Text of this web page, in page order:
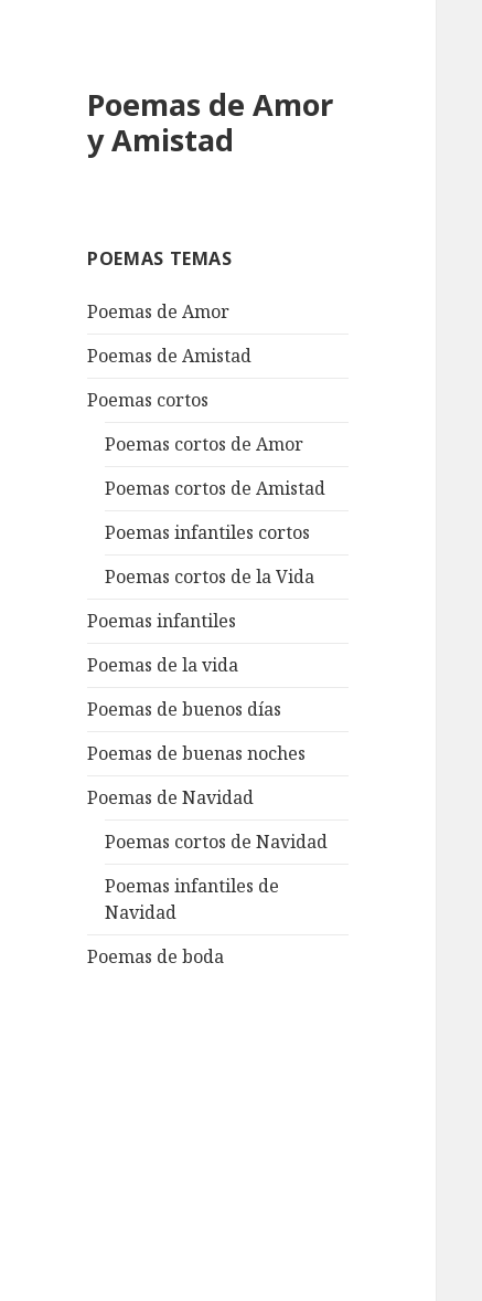
Poemas de Amor
y Amistad
POEMAS TEMAS
Poemas de Amor
Poemas de Amistad
Poemas cortos
Poemas cortos de Amor
Poemas cortos de Amistad
Poemas infantiles cortos
Poemas cortos de la Vida
Poemas infantiles
Poemas de la vida
Poemas de buenos días
Poemas de buenas noches
Poemas de Navidad
Poemas cortos de Navidad
Poemas infantiles de
Navidad
Poemas de boda